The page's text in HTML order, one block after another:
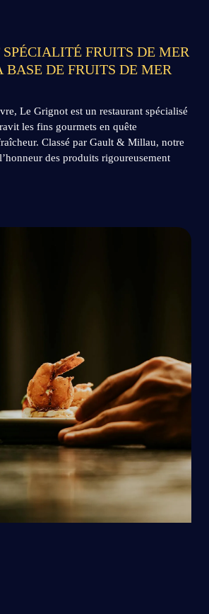
FRUITS DE MER
BASE DE FRUITS DE MER
Le Grignot est un restaurant spécialisé
les fins gourmets en quête
Classé par Gault & Millau, notre
des produits rigoureusement